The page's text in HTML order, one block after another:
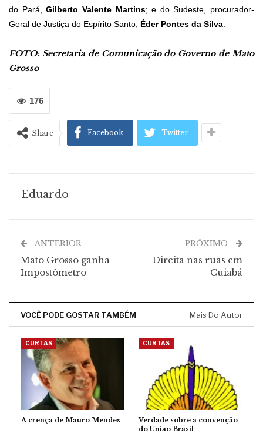
do Pará,Gilberto Valente Martins; e do Sudeste, procurador-
Geral de Justiça do Espírito Santo, Éder Pontes da Silva
FOTO: Secretaria de Comunicação do Governo de Mato
Grosso
176
Share Facebook Twitter
Eduardo
ANTERIOR
Mato Grosso ganha
Impostômetro
PRÓXIMO
Direita nas ruas em
Cuiabá
VOCÊ PODE GOSTAR TAMBÉM Mais Do Autor
CURTAS
A crença de Mauro Mendes
CURTAS
Verdade sobre a convenção
do União Brasil